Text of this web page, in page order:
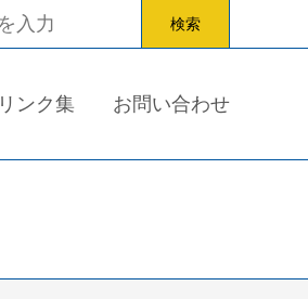
リンク集 お問い合わせ